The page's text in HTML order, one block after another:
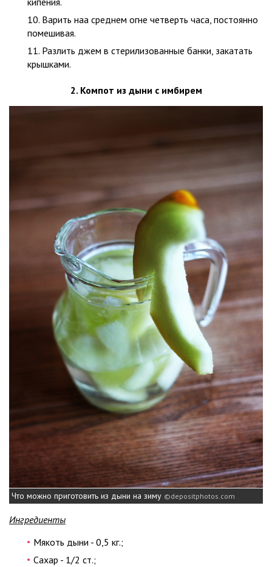
Варить наа среднем огне четверть часа, постоянно
помешивая.
Разлить джем в стерилизованные банки, закатать
крышками.
2. Компот из дыни с имбирем
Что можно приготовить из дыни на зиму depositphotos.com
Ингредиенты
Мякоть дыни - 0,5 кг.;
Сахар - 1/2 ст.;